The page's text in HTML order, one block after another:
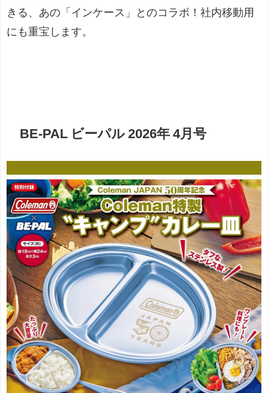
きる、あの「インケース」とのコラボ！社内移動用
にも重宝します。
BE-PAL ビーパル 2026年 4月号